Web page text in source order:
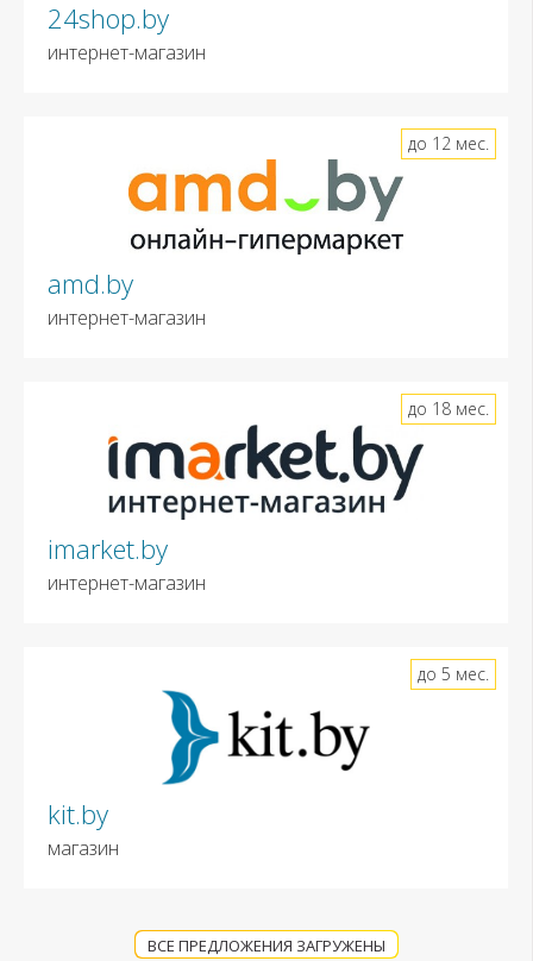
24shop.by
интернет-магазин
amd.by
интернет-магазин
до 12 мес.
imarket.by
интернет-магазин
до 18 мес.
kit.by
магазин
до 5 мес.
ВСЕ ПРЕДЛОЖЕНИЯ ЗАГРУЖЕНЫ